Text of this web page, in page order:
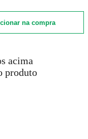
na compra
acima
produto